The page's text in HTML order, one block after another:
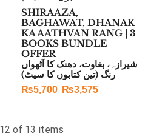
SHIRAAZA,
BAGHAWAT, DHANAK
KA AATHVAN RANG | 3
BOOKS BUNDLE
OFFER
شیرازہ، بغاوت، دھنک کا آٹھواں
رنگ (تین کتابوں کا سیٹ)
₨5,700 ₨3,575
of 13 items